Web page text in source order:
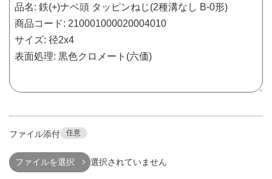
ファイル添付 任意
ファイルを選択 選択されていません